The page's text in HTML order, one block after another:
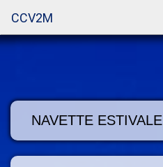
CCV2M
NAVETTE ESTIVALE